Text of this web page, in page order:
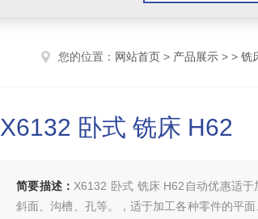
您的位置： 网站首页 > 产品展示 > > 铣
X6132 卧式 铣床 H62
简要描述： X6132 卧式 铣床 H62自动优惠适于
斜面、沟槽、孔等。，适于加工各种零件的平面